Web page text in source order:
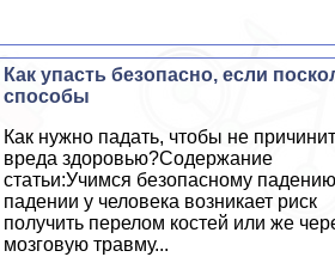
Как упасть безопасно, если
способы
Как нужно падать, чтобы не
вреда здоровью?Содержание
статьи:Учимся безопасному
падении у человека возникает риск
получить перелом костей или же
мозговую травму...